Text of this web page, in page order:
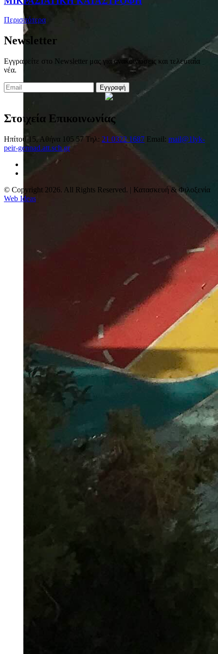
Περισσότερα
Newsletter
Εγγραφείτε στο Newsletter μας για ανακοινώσεις και τελευταία
νέα.
Εγγραφή
Στοιχεία Επικοινωνίας
Ηπίτου 15, Αθήνα 105 57 Τηλ: 21 0322 1687 Email: mail@1lyk-
peir-gennad.att.sch.gr
© Copyright 2026. All Rights Reserved. | Κατασκευή & Φιλοξενία
Web Ideas